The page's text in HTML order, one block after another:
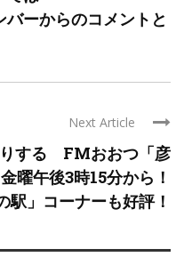
ーからのコメントと
Next Article
りする FMおおつ「彦
曜午後3時15分から！
駅」コーナーも好評！